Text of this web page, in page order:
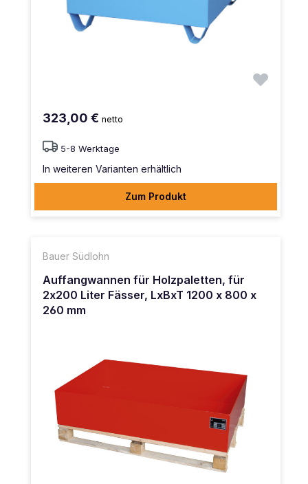
323,00 € netto
5-8 Werktage
In weiteren Varianten erhältlich
Zum Produkt
Bauer Südlohn
Auffangwannen für Holzpaletten, für
2x200 Liter Fässer, LxBxT 1200 x 800 x
260 mm